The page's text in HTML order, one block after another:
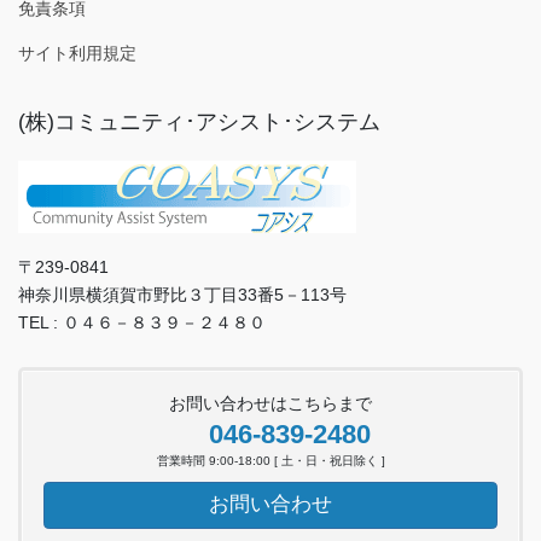
免責条項
サイト利用規定
(株)コミュニティ･アシスト･システム
〒239-0841
神奈川県横須賀市野比３丁目33番5－113号
TEL : ０４６－８３９－２４８０
お問い合わせはこちらまで
046-839-2480
営業時間 9:00-18:00 [ 土・日・祝日除く ]
お問い合わせ